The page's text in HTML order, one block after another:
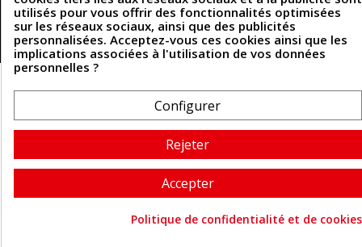
Cuirenstock © 2026 - Une création Quatrys 💙
utilisés pour vous offrir des fonctionnalités optimisées
sur les réseaux sociaux, ainsi que des publicités
personnalisées. Acceptez-vous ces cookies ainsi que les
implications associées à l'utilisation de vos données
personnelles ?
Configurer
Rejeter
Accepter
Politique de confidentialité et de cookies